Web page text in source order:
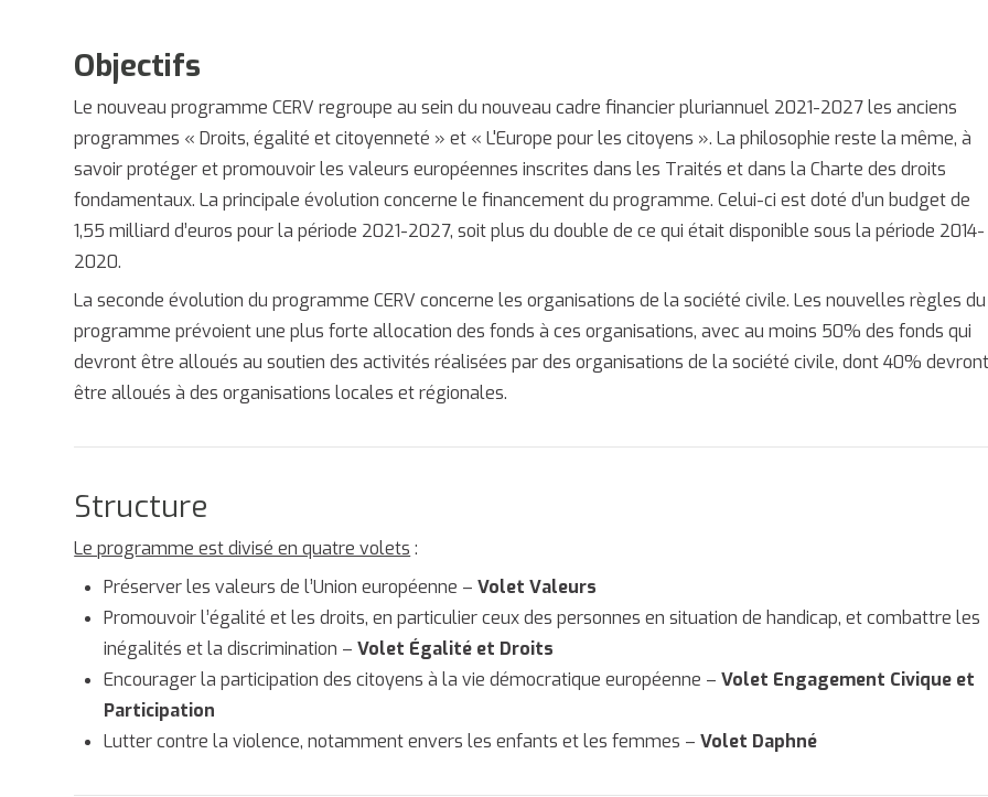
Objectifs
Le nouveau programme CERV regroupe au sein du nouveau cadre financier pluriannuel 2021-2027 les anciens
programmes « Droits, égalité et citoyenneté » et « L'Europe pour les citoyens ». La philosophie reste la même, à
savoir protéger et promouvoir les valeurs européennes inscrites dans les Traités et dans la Charte des droits
fondamentaux. La principale évolution concerne le financement du programme. Celui-ci est doté d’un budget de
1,55 milliard d’euros pour la période 2021-2027, soit plus du double de ce qui était disponible sous la période 2014-
2020.
La seconde évolution du programme CERV concerne les organisations de la société civile. Les nouvelles règles du
programme prévoient une plus forte allocation des fonds à ces organisations, avec au moins 50% des fonds qui
devront être alloués au soutien des activités réalisées par des organisations de la société civile, dont 40%
être alloués à des organisations locales et régionales.
Structure
Le programme est divisé en quatre volets :
Préserver les valeurs de l’Union européenne – Volet Valeurs
Promouvoir l’égalité et les droits, en particulier ceux des personnes en situation de handicap, et combattre les
inégalités et la discrimination – Volet Égalité et Droits
Encourager la participation des citoyens à la vie démocratique européenne – Volet Engagement Civique et
Participation
Lutter contre la violence, notamment envers les enfants et les femmes – Volet Daphné